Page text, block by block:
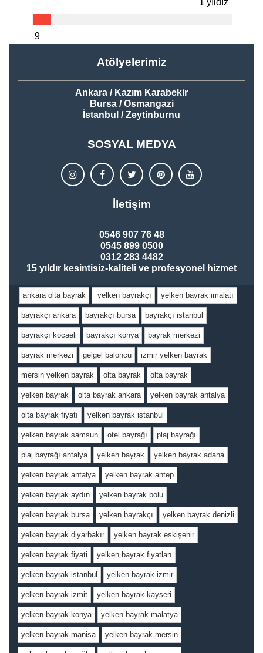
1 yıldız
9
Atölyelerimiz
Ankara / Kazım Karabekir
Bursa / Osmangazi
İstanbul / Zeytinburnu
SOSYAL MEDYA
İletişim
0546 907 76 48
0545 899 0500
0312 283 4482
15 yıldır kesintisiz-kaliteli ve profesyonel hizmet
ankara olta bayrak yelken bayrakçı yelken bayrak imalatı
bayrakçı ankara bayrakçı bursa bayrakçı istanbul
bayrakçı kocaeli bayrakçı konya bayrak merkezi
bayrak merkezi gelgel baloncu izmir yelken bayrak
mersin yelken bayrak olta bayrak olta bayrak
yelken bayrak olta bayrak ankara yelken bayrak antalya
olta bayrak fiyatı yelken bayrak istanbul
yelken bayrak samsun otel bayrağı plaj bayrağı
plaj bayrağı antalya yelken bayrak yelken bayrak adana
yelken bayrak antalya yelken bayrak antep
yelken bayrak aydın yelken bayrak bolu
yelken bayrak bursa yelken bayrakçı yelken bayrak denizli
yelken bayrak diyarbakır yelken bayrak eskişehir
yelken bayrak fiyati yelken bayrak fiyatları
yelken bayrak istanbul yelken bayrak izmir
yelken bayrak izmit yelken bayrak kayseri
yelken bayrak konya yelken bayrak malatya
yelken bayrak manisa yelken bayrak mersin